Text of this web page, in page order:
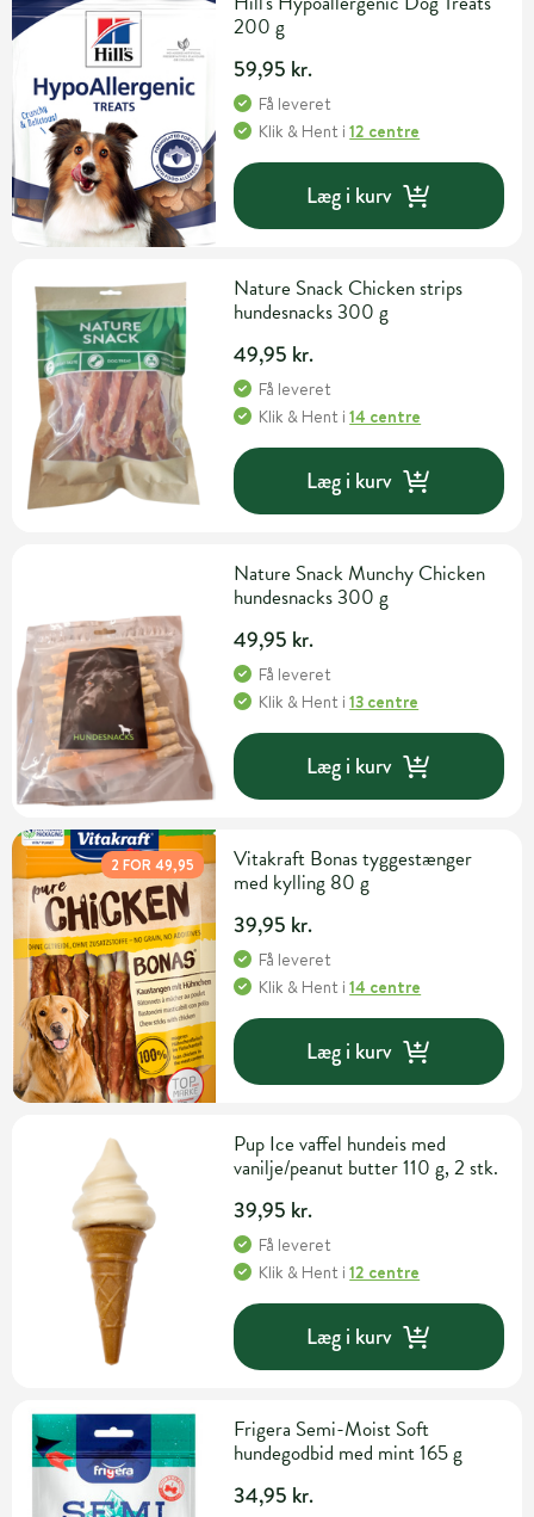
200 g
59,95 kr.
Få leveret
Klik & Hent i12 centre
Læg i kurv
Nature Snack Chicken strips
hundesnacks 300 g
49,95 kr.
Få leveret
Klik & Hent i14 centre
Læg i kurv
Nature Snack Munchy Chicken
hundesnacks 300 g
49,95 kr.
Få leveret
Klik & Hent i13 centre
Læg i kurv
2 FOR 49,95
Vitakraft Bonas tyggestænger
med kylling 80 g
39,95 kr.
Få leveret
Klik & Hent i14 centre
Læg i kurv
Pup Ice vaffel hundeis med
vanilje/peanut butter 110 g, 2 stk.
39,95 kr.
Få leveret
Klik & Hent i12 centre
Læg i kurv
Frigera Semi-Moist Soft
hundegodbid med mint 165 g
34,95 kr.